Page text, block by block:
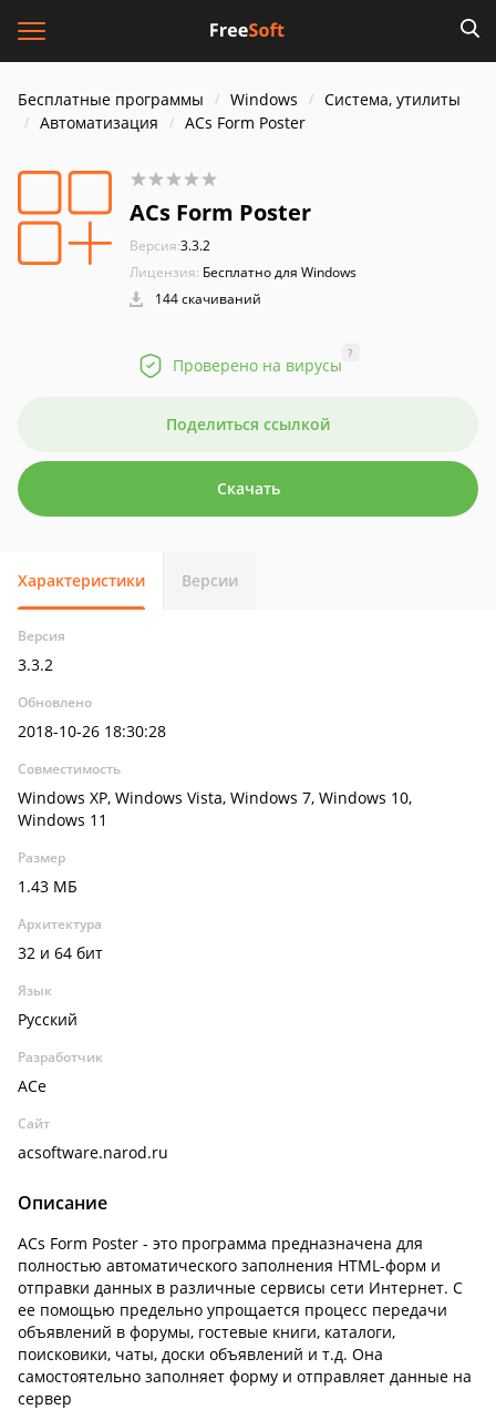
Бесплатные программы Windows
Система, утилиты
Автоматизация
ACs Form Poster
ACs Form Poster
Версия:3.3.2
Лицензия: Бесплатно для Windows
144 скачиваний
Проверено на вирусы
?
Поделиться ссылкой
Скачать
Характеристики Версии
Версия
3.3.2
Обновлено
2018-10-26 18:30:28
Совместимость
Windows XP, Windows Vista, Windows 7, Windows 10,
Windows 11
Размер
1.43 МБ
Архитектура
32 и 64 бит
Язык
Русский
Разработчик
ACe
Сайт
acsoftware.narod.ru
Описание
ACs Form Poster - это программа предназначена для
полностью автоматического заполнения HTML-форм и
отправки данных в различные сервисы сети Интернет. С
ее помощью предельно упрощается процесс передачи
объявлений в форумы, гостевые книги, каталоги,
поисковики, чаты, доски объявлений и т.д. Она
самостоятельно заполняет форму и отправляет данные на
сервер